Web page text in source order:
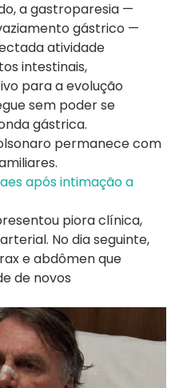
a gastroparesia —
gástrico —
atividade
intestinais,
para a evolução
sem poder se
gástrica.
permanece com
após intimação a
piora clínica,
No dia seguinte,
e abdômen que
de novos